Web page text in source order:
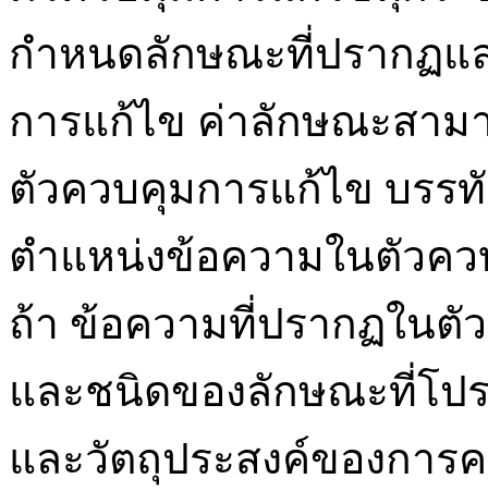
กำหนดลักษณะที่ปรากฏ
การแก้ไข ค่าลักษณะสา
ตัวควบคุมการแก้ไข บรร
ตำแหน่งข้อความในตัวค
ถ้า ข้อความที่ปรากฏในตั
และชนิดของลักษณะที่โป
และวัตถุประสงค์ของการ